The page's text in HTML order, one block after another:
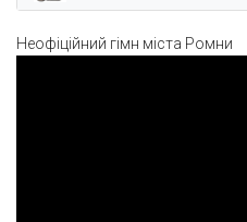
Неофіційний гімн міста Ромни